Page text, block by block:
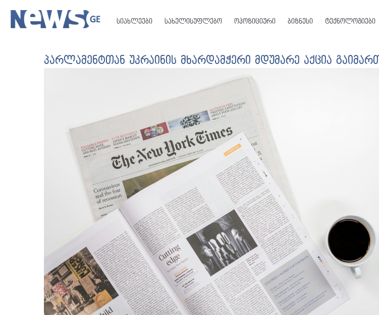
სიახლეები სახელისუფლებო ოპოზიციური ბიზნესი ტექნოლოგიები
პარლამენტთან უკრაინის მხარდამჭერი მდუმარე აქცია